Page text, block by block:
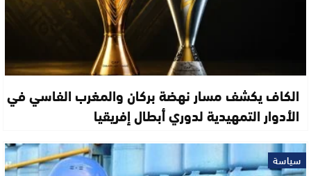
الكاف يكشف مسار نهضة بركان والمغرب الفاسي في
الأدوار التمهيدية لدوري أبطال إفريقيا
سياسة